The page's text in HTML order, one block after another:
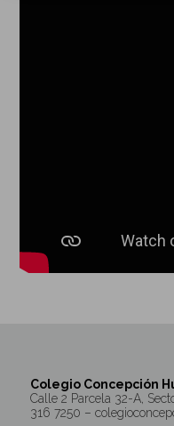
Colegio Concepción
Calle 2 Parcela 32-A,
316 7250 –